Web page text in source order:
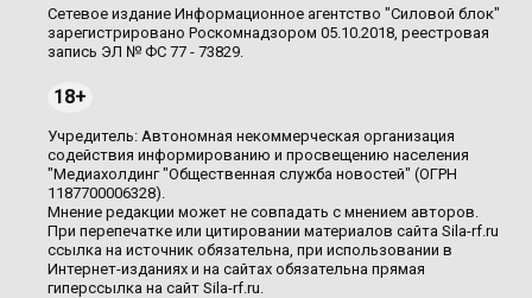
Сетевое издание Информационное агентство "Силовой блок"
зарегистрировано Роскомнадзором 05.10.2018, реестровая
запись ЭЛ № ФС 77 - 73829.
18+
Учредитель: Автономная некоммерческая организация
содействия информированию и просвещению населения
"Медиахолдинг "Общественная служба новостей" (ОГРН
1187700006328).
Мнение редакции может не совпадать с мнением авторов.
При перепечатке или цитировании материалов сайта Sila-rf.ru
ссылка на источник обязательна, при использовании в
Интернет-изданиях и на сайтах обязательна прямая
гиперссылка на сайт Sila-rf.ru.